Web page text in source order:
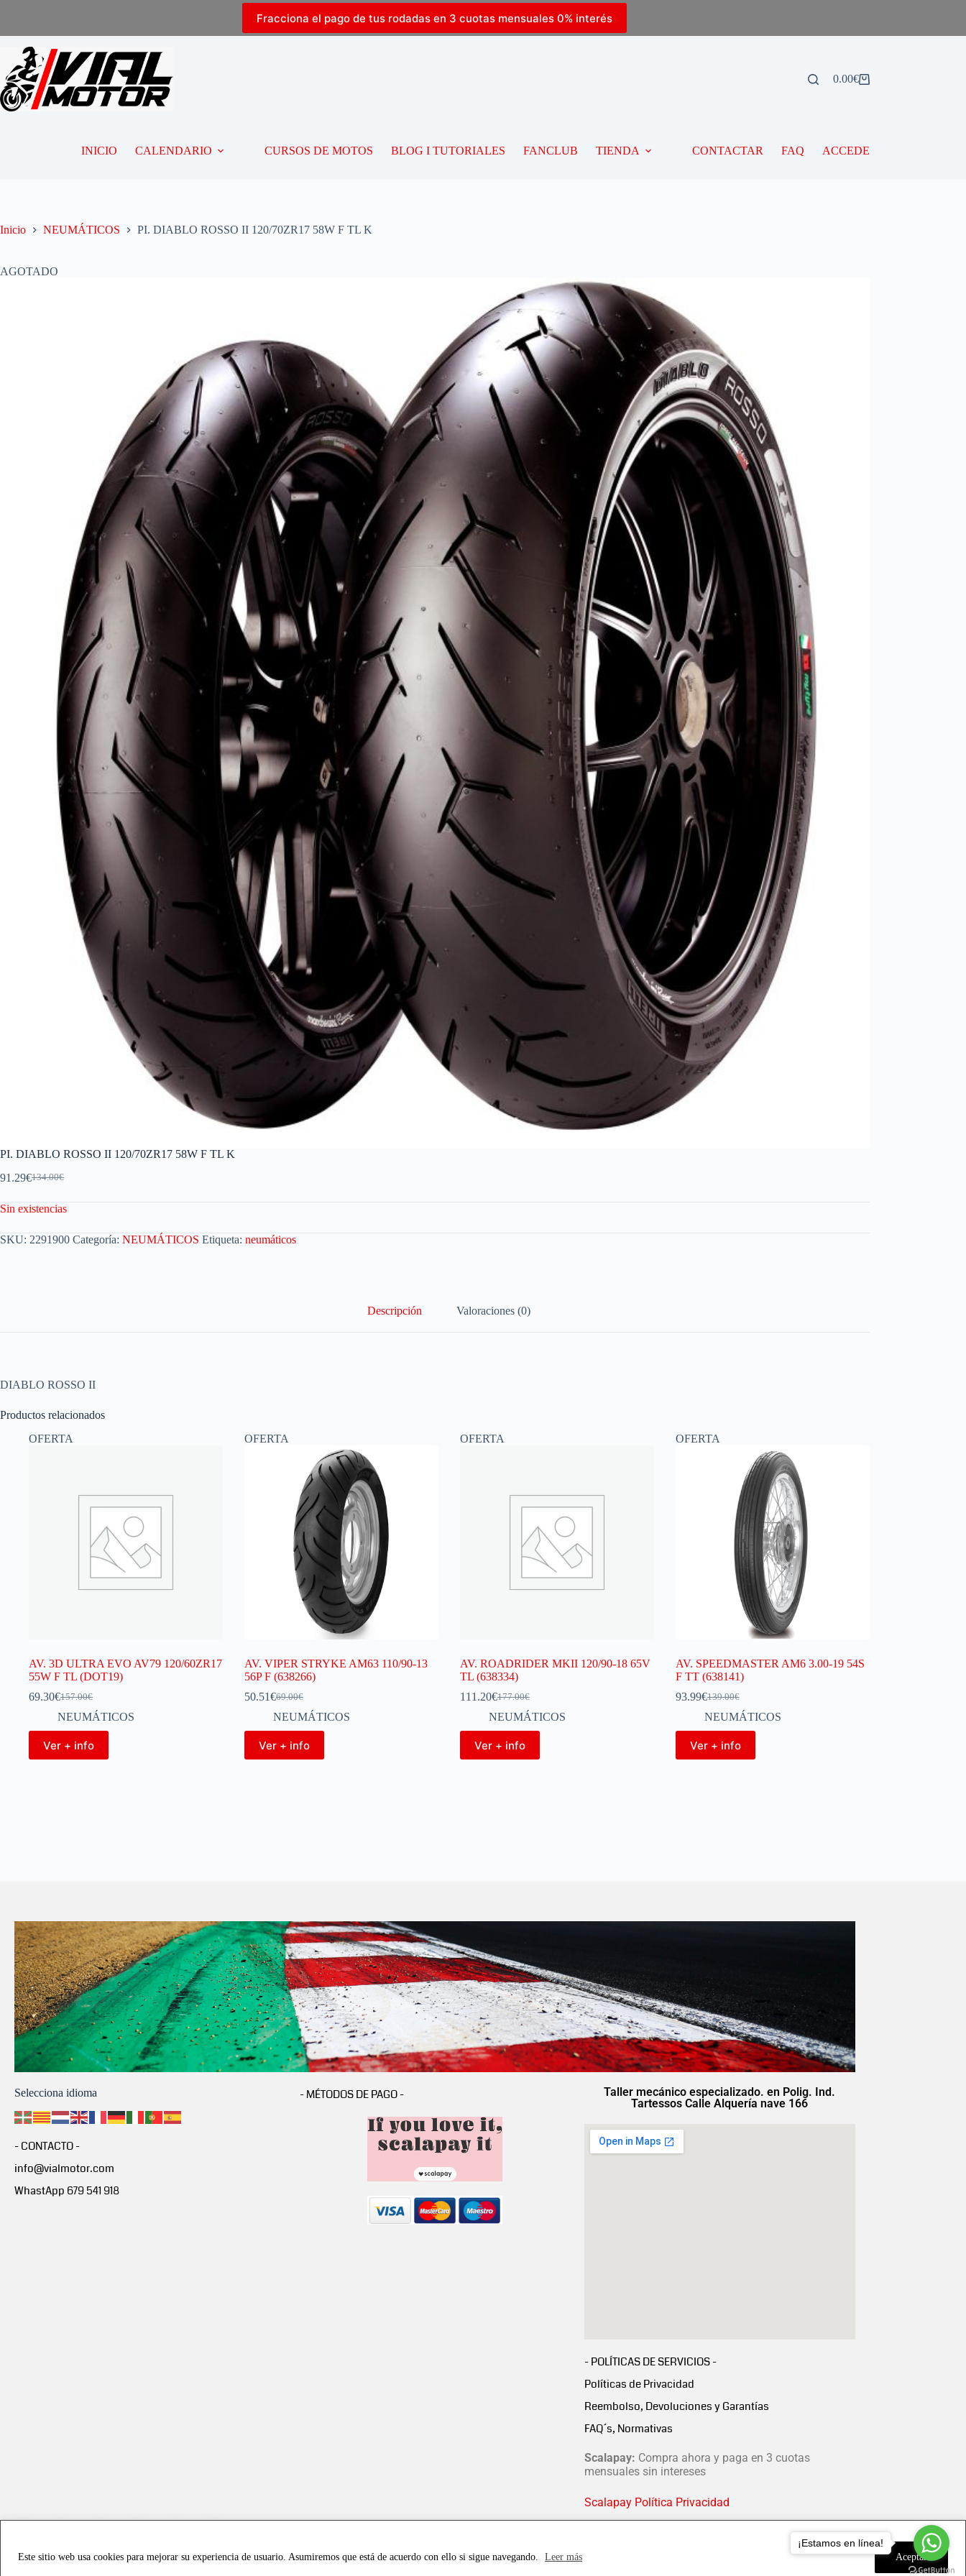
Este sitio web usa cookies para mejorar su experiencia de usuario. Asumiremos que está de acuerdo con ello si sigue navegando. Leer más Aceptar
Fracciona el pago de tus rodadas en 3 cuotas mensuales 0% interés
0.00€
INICIO CALENDARIO CURSOS DE MOTOS BLOG I TUTORIALES FANCLUB TIENDA CONTACTAR FAQ ACCEDE
Inicio NEUMÁTICOS PI. DIABLO ROSSO II 120/70ZR17 58W F TL K
AGOTADO
PI. DIABLO ROSSO II 120/70ZR17 58W F TL K
134.00€
91.29€
Sin existencias
SKU: 2291900 Categoría: NEUMÁTICOS Etiqueta: neumáticos
Descripción Valoraciones (0)
DIABLO ROSSO II
Productos relacionados
OFERTA
AV. 3D ULTRA EVO AV79 120/60ZR17
55W F TL (DOT19)
157.00€
69.30€
NEUMÁTICOS
Ver + info
OFERTA
AV. VIPER STRYKE AM63 110/90-13
56P F (638266)
69.00€
50.51€
NEUMÁTICOS
Ver + info
OFERTA
AV. ROADRIDER MKII 120/90-18 65V
TL (638334)
177.00€
111.20€
NEUMÁTICOS
Ver + info
OFERTA
AV. SPEEDMASTER AM6 3.00-19 54S
F TT (638141)
139.00€
93.99€
NEUMÁTICOS
Ver + info
Selecciona idioma
- CONTACTO -
info@vialmotor.com
WhastApp 679 541 918
- MÉTODOS DE PAGO -
Taller mecánico especializado. en Polig. Ind.
Tartessos Calle Alquería nave 166
- POLÍTICAS DE SERVICIOS -
Políticas de Privacidad
Reembolso, Devoluciones y Garantías
FAQ´s, Normativas
Scalapay: Compra ahora y paga en 3 cuotas
mensuales sin intereses
Scalapay Política Privacidad
¡Estamos en línea!